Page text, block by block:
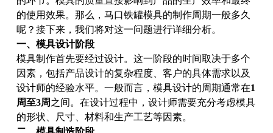
的使用效果。那么，马口铁罐模具的制作周期一般多久
呢？接下来，我们将对这一问题进行详细分析。
一、模具设计阶段
模具制作首先要经过设计。这一阶段的时间取决于多个
因素，包括产品设计的复杂程度、客户的具体需求以及
设计师的经验水平。一般而言，模具设计的周期通常在1
周至3周之间。在设计过程中，设计师需要充分考虑模具
的形状、尺寸、材料和生产工艺等因素。